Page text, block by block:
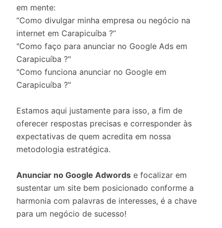
em mente:
“Como divulgar minha empresa ou negócio na
internet em Carapicuíba ?”
"Como faço para anunciar no Google Ads em
Carapicuíba ?"
"Como funciona anunciar no Google em
Carapicuíba ?"
Estamos aqui justamente para isso, a fim de
oferecer respostas precisas e corresponder às
expectativas de quem acredita em nossa
metodologia estratégica.
Anunciar no Google Adwords e focalizar em
sustentar um site bem posicionado conforme a
harmonia com palavras de interesses, é a chave
para um negócio de sucesso!